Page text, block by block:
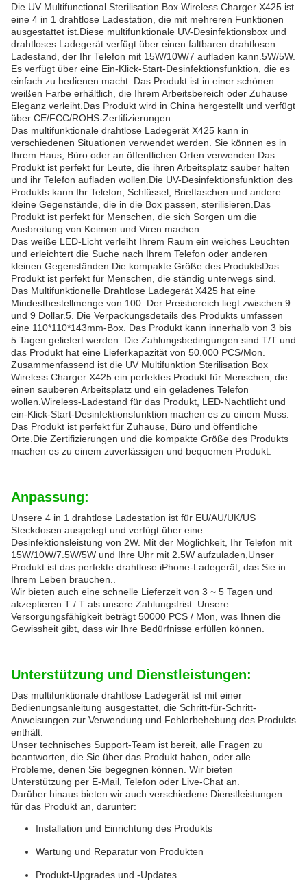
Die UV Multifunctional Sterilisation Box Wireless Charger X425 ist
eine 4 in 1 drahtlose Ladestation, die mit mehreren Funktionen
ausgestattet ist.Diese multifunktionale UV-Desinfektionsbox und
drahtloses Ladegerät verfügt über einen faltbaren drahtlosen
Ladestand, der Ihr Telefon mit 15W/10W/7 aufladen kann.5W/5W.
Es verfügt über eine Ein-Klick-Start-Desinfektionsfunktion, die es
einfach zu bedienen macht. Das Produkt ist in einer schönen
weißen Farbe erhältlich, die Ihrem Arbeitsbereich oder Zuhause
Eleganz verleiht.Das Produkt wird in China hergestellt und verfügt
über CE/FCC/ROHS-Zertifizierungen.
Das multifunktionale drahtlose Ladegerät X425 kann in
verschiedenen Situationen verwendet werden. Sie können es in
Ihrem Haus, Büro oder an öffentlichen Orten verwenden.Das
Produkt ist perfekt für Leute, die ihren Arbeitsplatz sauber halten
und ihr Telefon aufladen wollen.Die UV-Desinfektionsfunktion des
Produkts kann Ihr Telefon, Schlüssel, Brieftaschen und andere
kleine Gegenstände, die in die Box passen, sterilisieren.Das
Produkt ist perfekt für Menschen, die sich Sorgen um die
Ausbreitung von Keimen und Viren machen.
Das weiße LED-Licht verleiht Ihrem Raum ein weiches Leuchten
und erleichtert die Suche nach Ihrem Telefon oder anderen
kleinen Gegenständen.Die kompakte Größe des ProduktsDas
Produkt ist perfekt für Menschen, die ständig unterwegs sind.
Das Multifunktionelle Drahtlose Ladegerät X425 hat eine
Mindestbestellmenge von 100. Der Preisbereich liegt zwischen 9
und 9 Dollar.5. Die Verpackungsdetails des Produkts umfassen
eine 110*110*143mm-Box. Das Produkt kann innerhalb von 3 bis
5 Tagen geliefert werden. Die Zahlungsbedingungen sind T/T und
das Produkt hat eine Lieferkapazität von 50.000 PCS/Mon.
Zusammenfassend ist die UV Multifunktion Sterilisation Box
Wireless Charger X425 ein perfektes Produkt für Menschen, die
einen sauberen Arbeitsplatz und ein geladenes Telefon
wollen.Wireless-Ladestand für das Produkt, LED-Nachtlicht und
ein-Klick-Start-Desinfektionsfunktion machen es zu einem Muss.
Das Produkt ist perfekt für Zuhause, Büro und öffentliche
Orte.Die Zertifizierungen und die kompakte Größe des Produkts
machen es zu einem zuverlässigen und bequemen Produkt.
Anpassung:
Unsere 4 in 1 drahtlose Ladestation ist für EU/AU/UK/US
Steckdosen ausgelegt und verfügt über eine
Desinfektionsleistung von 2W. Mit der Möglichkeit, Ihr Telefon mit
15W/10W/7.5W/5W und Ihre Uhr mit 2.5W aufzuladen,Unser
Produkt ist das perfekte drahtlose iPhone-Ladegerät, das Sie in
Ihrem Leben brauchen..
Wir bieten auch eine schnelle Lieferzeit von 3 ~ 5 Tagen und
akzeptieren T / T als unsere Zahlungsfrist. Unsere
Versorgungsfähigkeit beträgt 50000 PCS / Mon, was Ihnen die
Gewissheit gibt, dass wir Ihre Bedürfnisse erfüllen können.
Unterstützung und Dienstleistungen:
Das multifunktionale drahtlose Ladegerät ist mit einer
Bedienungsanleitung ausgestattet, die Schritt-für-Schritt-
Anweisungen zur Verwendung und Fehlerbehebung des Produkts
enthält.
Unser technisches Support-Team ist bereit, alle Fragen zu
beantworten, die Sie über das Produkt haben, oder alle
Probleme, denen Sie begegnen können. Wir bieten
Unterstützung per E-Mail, Telefon oder Live-Chat an.
Darüber hinaus bieten wir auch verschiedene Dienstleistungen
für das Produkt an, darunter:
Installation und Einrichtung des Produkts
Wartung und Reparatur von Produkten
Produkt-Upgrades und -Updates